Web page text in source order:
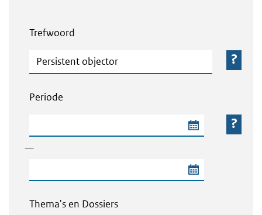
Trefwoord
Trefwoord
Periode
—
Thema's en Dossiers